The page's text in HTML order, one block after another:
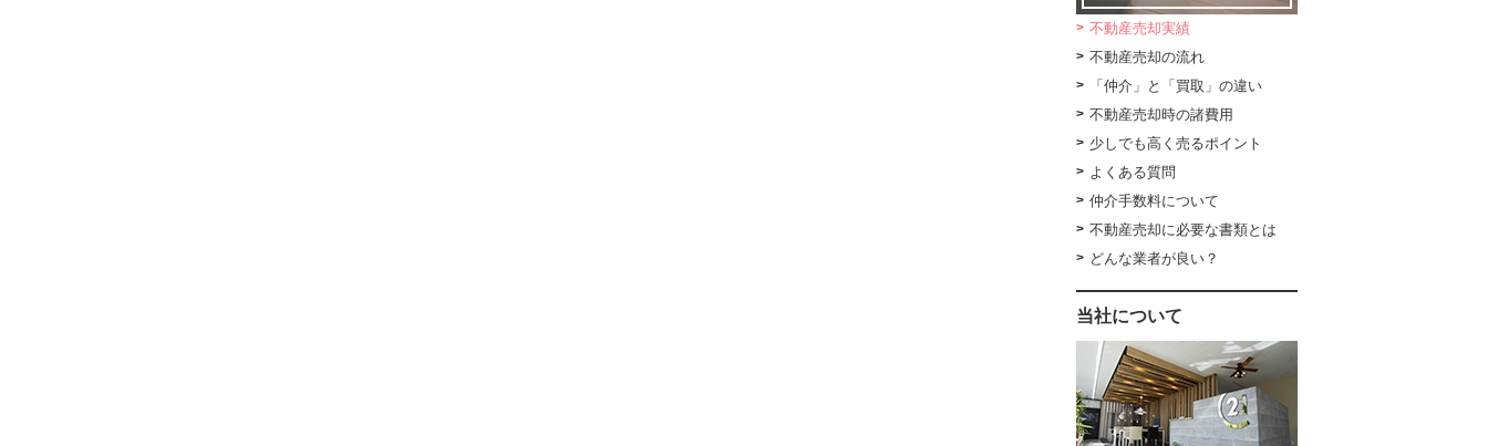
不動産売却実績
不動産売却の流れ
「仲介」と「買取」の違い
不動産売却時の諸費用
少しでも高く売るポイント
よくある質問
仲介手数料について
不動産売却に必要な書類とは
どんな業者が良い？
当社について